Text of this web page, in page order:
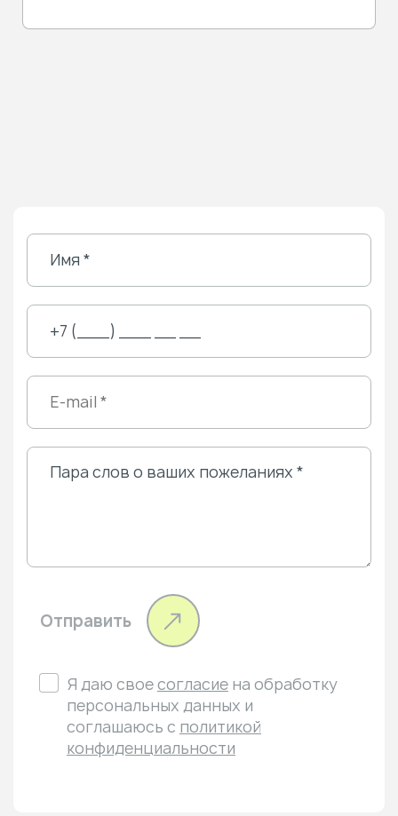
Отправить
Я даю своесогласие на обработку
персональных данных и
соглашаюсь с политикой
конфиденциальности